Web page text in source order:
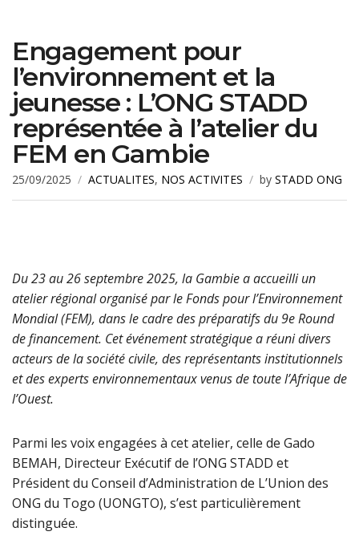
Engagement pour
l’environnement et la
jeunesse : L’ONG STADD
représentée à l’atelier du
FEM en Gambie
25/09/2025 ACTUALITES, NOS ACTIVITES by STADD ONG
Du 23 au 26 septembre 2025, la Gambie a accueilli un
atelier régional organisé par le Fonds pour l’Environnement
Mondial (FEM), dans le cadre des préparatifs du 9e Round
de financement. Cet événement stratégique a réuni divers
acteurs de la société civile, des représentants institutionnels
et des experts environnementaux venus de toute l’Afrique de
l’Ouest.
Parmi les voix engagées à cet atelier, celle de Gado
BEMAH, Directeur Exécutif de l’ONG STADD et
Président du Conseil d’Administration de L’Union des
ONG du Togo (UONGTO), s’est particulièrement
distinguée.